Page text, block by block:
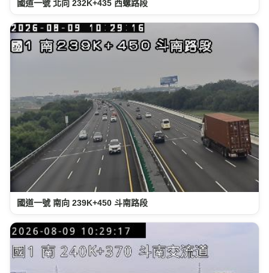
國道一號 北向 232K+435 西螺路段
國道一號 南向 239K+450 斗南路段